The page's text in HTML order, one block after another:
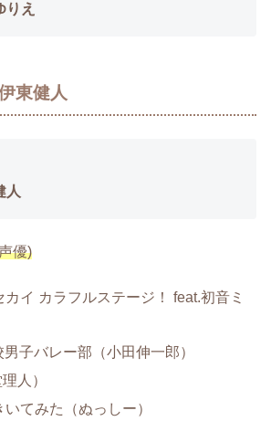
りえ
東健人
人
優)
イ カラフルステージ！ feat.初音ミ
子バレー部（小田伸一郎）
人）
てみた（ぬっしー）